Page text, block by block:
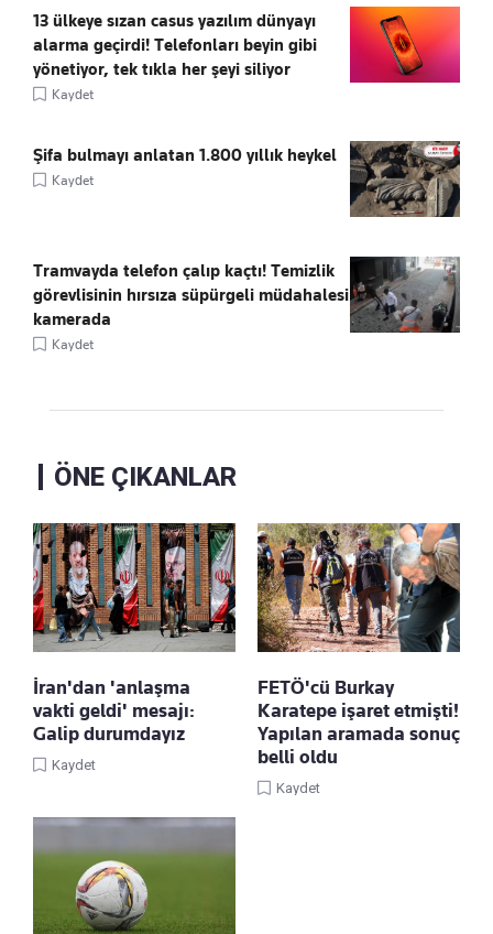
13 ülkeye sızan casus yazılım dünyayı
alarma geçirdi! Telefonları beyin gibi
yönetiyor, tek tıkla her şeyi siliyor
Kaydet
Şifa bulmayı anlatan 1.800 yıllık heykel
Kaydet
Tramvayda telefon çalıp kaçtı! Temizlik
görevlisinin hırsıza süpürgeli müdahalesi
kamerada
Kaydet
ÖNE ÇIKANLAR
İran'dan 'anlaşma
vakti geldi' mesajı:
Galip durumdayız
Kaydet
FETÖ'cü Burkay
Karatepe işaret etmişti!
Yapılan aramada sonuç
belli oldu
Kaydet